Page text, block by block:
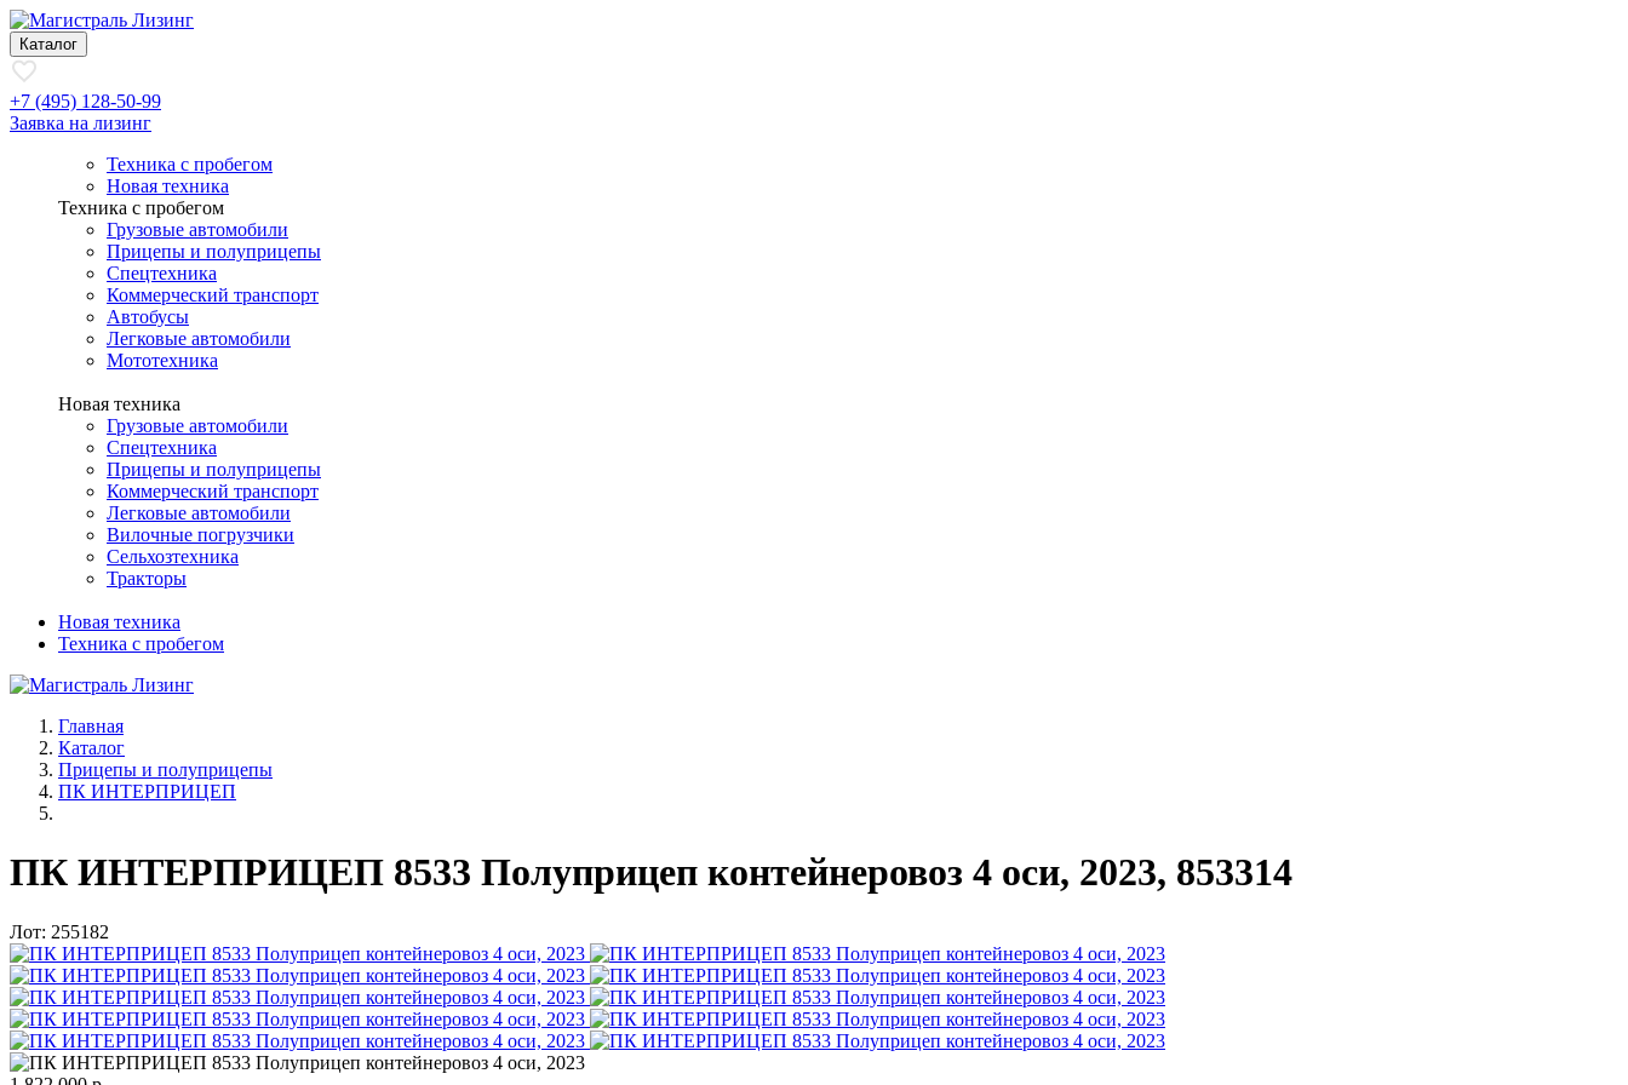
Каталог
+7 (495) 128-50-99
Заявка на лизинг
Техника с пробегом
Новая техника
Техника с пробегом
Грузовые автомобили
Прицепы и полуприцепы
Спецтехника
Коммерческий транспорт
Автобусы
Легковые автомобили
Мототехника
Новая техника
Грузовые автомобили
Спецтехника
Прицепы и полуприцепы
Коммерческий транспорт
Легковые автомобили
Вилочные погрузчики
Сельхозтехника
Тракторы
Новая техника
Техника с пробегом
Главная
Каталог
Прицепы и полуприцепы
ПК ИНТЕРПРИЦЕП
ПК ИНТЕРПРИЦЕП 8533 Полуприцеп контейнеровоз 4 оси, 2023, 853314
Лот: 255182